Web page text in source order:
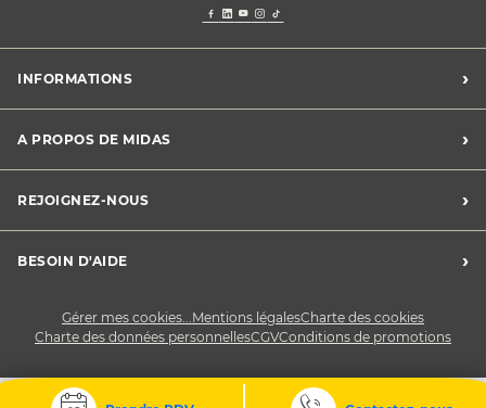
INFORMATIONS ›
Charte des cookies
Charte des données personnelles
CGV
Conditions de promotions
A PROPOS DE MIDAS ›
Midas France
Développement durable
REJOIGNEZ-NOUS ›
Devenez franchisé
BESOIN D'AIDE ›
Gérer mes cookies...Mentions légalesCharte des cookies
Charte des données personnellesCGVConditions de promotions